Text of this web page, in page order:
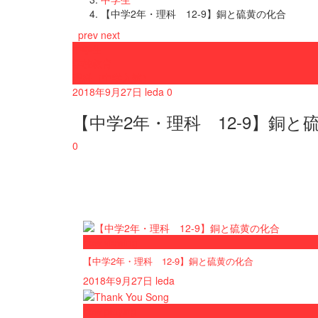
【中学2年・理科 12-9】銅と硫黄の化合
prev next
2018年9月27日 leda 0
【中学2年・理科 12-9】銅と
0
【中学2年・理科 12-9】銅と硫黄の化合
2018年9月27日 leda